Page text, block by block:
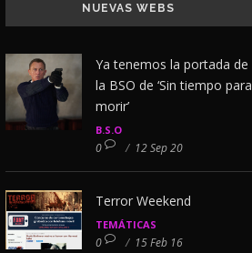
NUEVAS WEBS
Ya tenemos la portada de
la BSO de ‘Sin tiempo para
morir’
B.S.O
0 / 12 Sep 20
Terror Weekend
TEMÁTICAS
0 / 15 Feb 16